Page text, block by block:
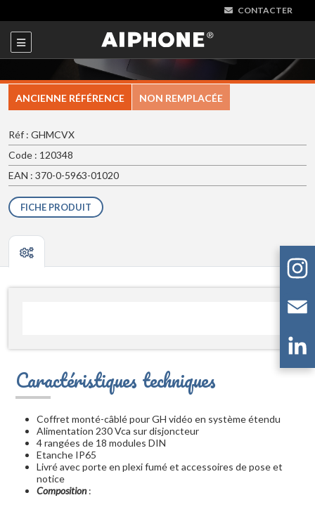
CONTACTER
ANCIENNE RÉFÉRENCE NON REMPLACÉE
Réf : GHMCVX
Code : 120348
EAN : 370-0-5963-01020
FICHE PRODUIT
Caractéristiques techniques
Coffret monté-câblé pour GH vidéo en système étendu
Alimentation 230 Vca sur disjoncteur
4 rangées de 18 modules DIN
Etanche IP65
Livré avec porte en plexi fumé et accessoires de pose et
notice
Composition: